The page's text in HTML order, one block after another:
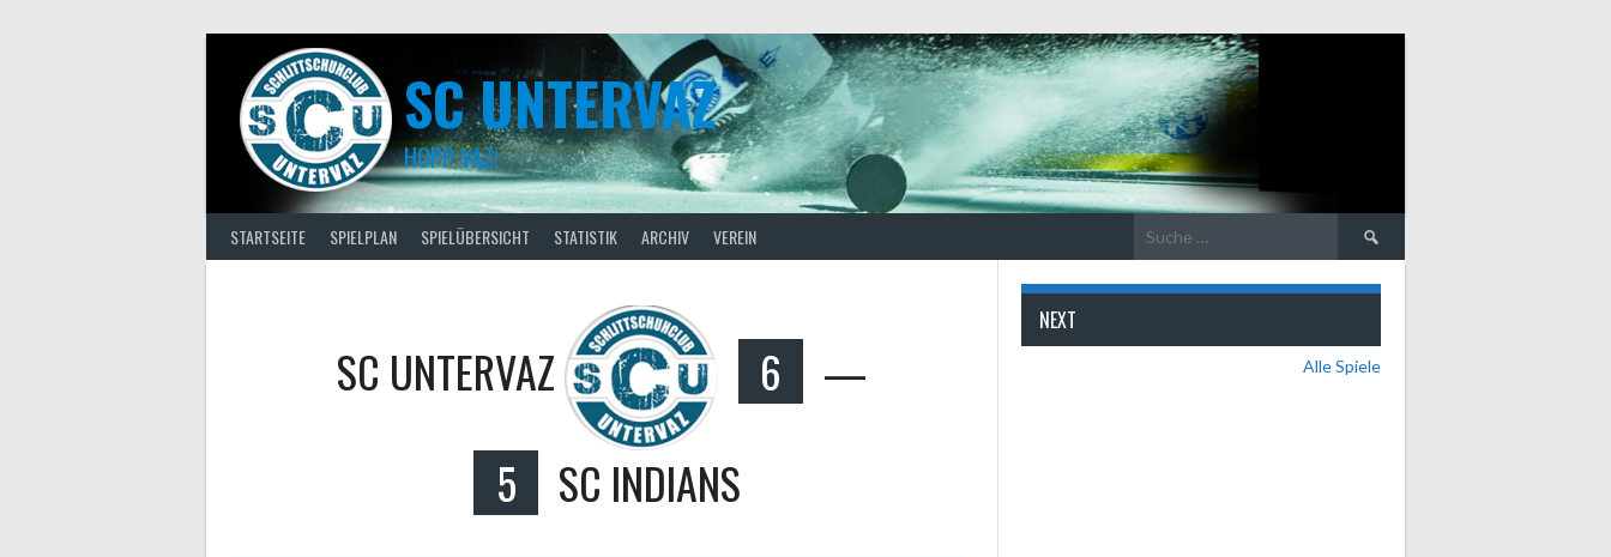
SC UNTERVAZ
HOPP VAZ!
STARTSEITE SPIELPLAN SPIELÜBERSICHT STATISTIK ARCHIV VEREIN
Suche
nach:
SC UNTERVAZ 6
—
5
SC INDIANS
NEXT
Alle Spiele